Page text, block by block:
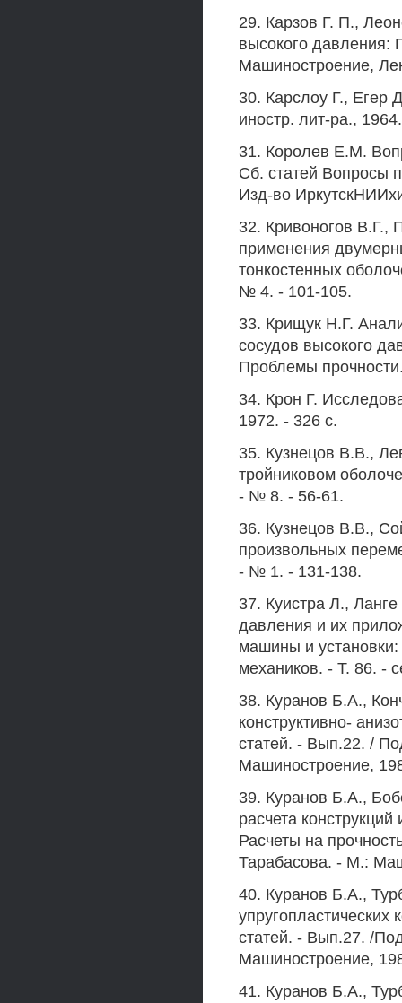
29. Карзов Г. П.,
высокого давления:
Машиностроение,
30. Карслоу Г., Егер
иностр. лит-ра., 1964.
31. Королев Е.М.
Сб. статей Вопросы
Изд-во
32. Кривоногов В.Г.,
применения
тонкостенных
№ 4. - 101-105.
33. Крищук Н.Г.
сосудов высокого
Проблемы
34. Крон Г.
1972. - 326 с.
35. Кузнецов В.В.,
тройниковом
- № 8. - 56-61.
36. Кузнецов В.В.,
произвольных
- № 1. - 131-138.
37. Куистра Л.,
давления и их
машины и
механиков. - Т. 86. -
38. Куранов Б.А.,
конструктивно-
статей. - Вып.22. /
Машиностроение,
39. Куранов Б.А.,
расчета
Расчеты на
Тарабасова. - М.:
40. Куранов Б.А.,
статей. - Вып.27. /
Машиностроение,
41. Куранов Б.А.,